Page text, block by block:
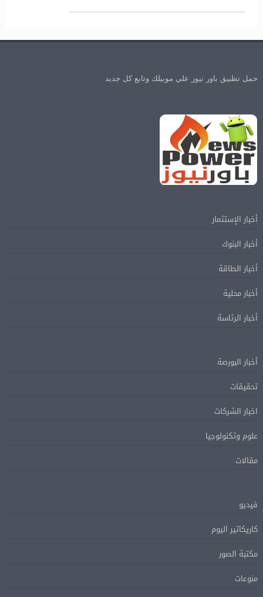
حمل تطبيق باور نيوز علي موبيلك وتابع كل جديد
أخبار الإستثمار
أخبار البنوك
أخبار الطاقة
أخبار محلية
أخبار الرئاسة
أخبار البورصة
تحقيقات
اخبار الشركات
علوم وتكنولوجيا
مقالات
فيديو
كاريكاتير اليوم
مكتبة الصور
منوعات